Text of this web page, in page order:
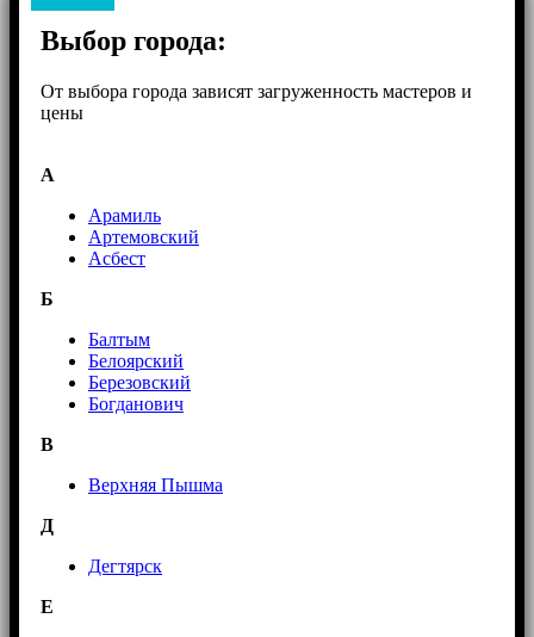
Выбор города:
От выбора города зависят загруженность мастеров и
цены
А
Арамиль
Артемовский
Асбест
Б
Балтым
Белоярский
Березовский
Богданович
В
Верхняя Пышма
Д
Дегтярск
Е